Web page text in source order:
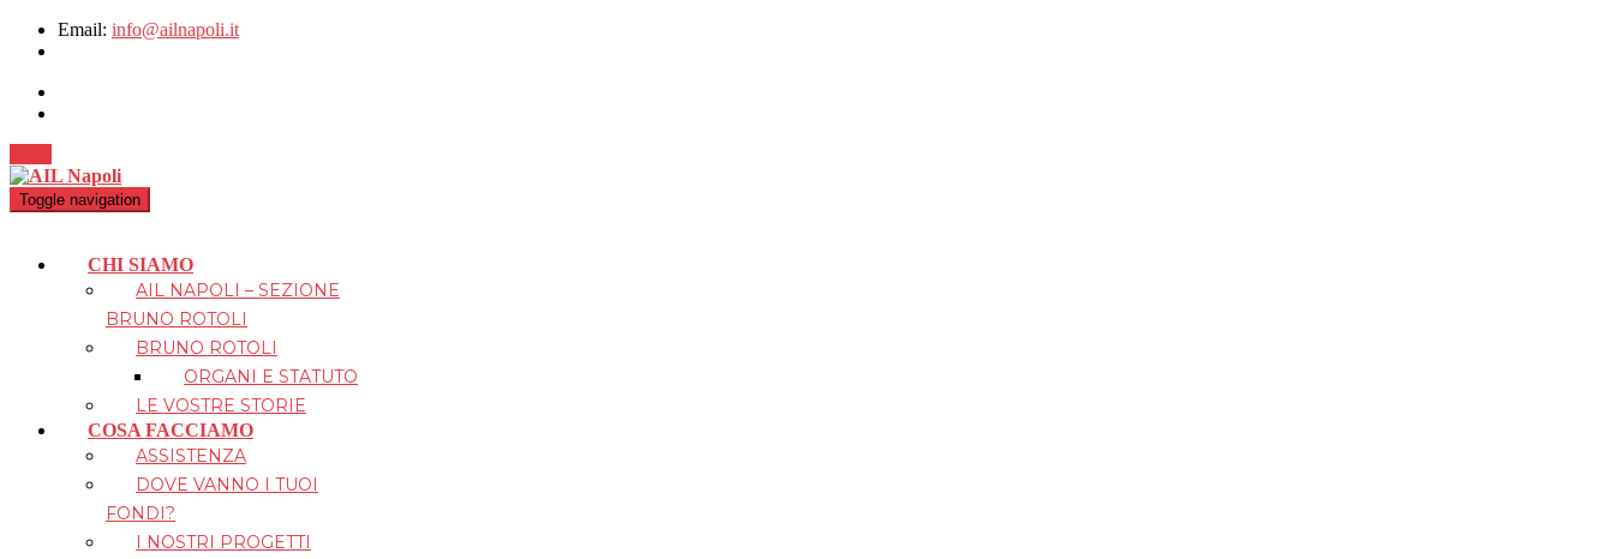
Email: info@ailnapoli.it
Toggle navigation
CHI SIAMO
AIL NAPOLI – SEZIONE
BRUNO ROTOLI
BRUNO ROTOLI
ORGANI E STATUTO
LE VOSTRE STORIE
COSA FACCIAMO
ASSISTENZA
DOVE VANNO I TUOI
FONDI?
I NOSTRI PROGETTI